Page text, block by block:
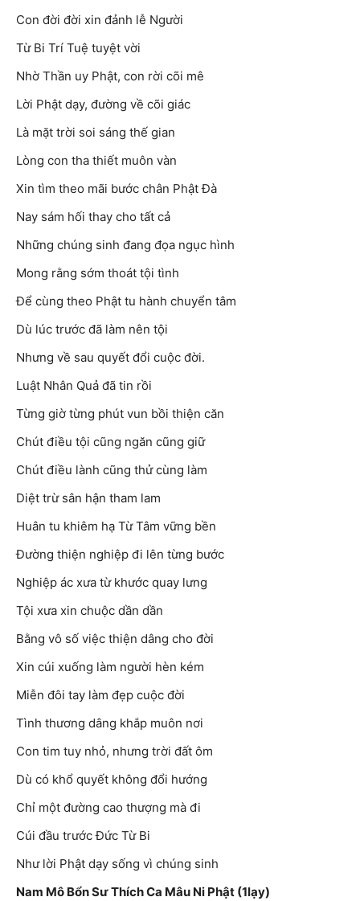
Con đời đời xin đảnh lễ Người
Từ Bi Trí Tuệ tuyệt vời
Nhờ Thần uy Phật, con rời cõi mê
Lời Phật dạy, đường về cõi giác
Là mặt trời soi sáng thế gian
Lòng con tha thiết muôn vàn
Xin tìm theo mãi bước chân Phật Đà
Nay sám hối thay cho tất cả
Những chúng sinh đang đọa ngục hình
Mong rằng sớm thoát tội tình
Để cùng theo Phật tu hành chuyển tâm
Dù lúc trước đã làm nên tội
Nhưng về sau quyết đổi cuộc đời.
Luật Nhân Quả đã tin rồi
Từng giờ từng phút vun bồi thiện căn
Chút điều tội cũng ngăn cũng giữ
Chút điều lành cũng thử cùng làm
Diệt trừ sân hận tham lam
Huân tu khiêm hạ Từ Tâm vững bền
Đường thiện nghiệp đi lên từng bước
Nghiệp ác xưa từ khước quay lưng
Tội xưa xin chuộc dần dần
Bằng vô số việc thiện dâng cho đời
Xin cúi xuống làm người hèn kém
Miễn đôi tay làm đẹp cuộc đời
Tình thương dâng khắp muôn nơi
Con tim tuy nhỏ, nhưng trời đất ôm
Dù có khổ quyết không đổi hướng
Chỉ một đường cao thượng mà đi
Cúi đầu trước Đức Từ Bi
Như lời Phật dạy sống vì chúng sinh
Nam Mô Bổn Sư Thích Ca Mâu Ni Phật (1lạy)